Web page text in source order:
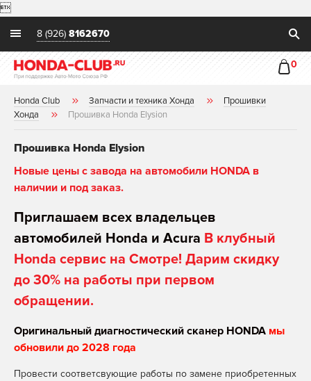

8 (926) 8162670
0
Honda Club Запчасти и техника Хонда
Прошивки
Хонда
Прошивка Honda Elysion
Прошивка Honda Elysion
Новые цены с завода на автомобили HONDA в
наличии и под заказ.
Приглашаем всех владельцев
автомобилей Honda и Acura В клубный
Honda сервис на Смотре! Дарим скидку
до 30% на работы при первом
обращении.
Оригинальный диагностический сканер HONDA мы
обновили до 2028 года
Провести соответсвующие работы по замене приобретенных